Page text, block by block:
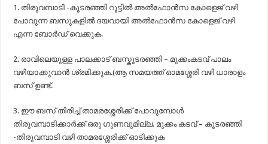
1. തിരുവമ്പാടി -കൂടരഞ്ഞി റൂട്ടിൽ അൽഫോൻസ കോളെജ് വഴി
പോവുന്ന ബസുകളിൽ ദയവായി അൽഫോൻസ കോളെജ് വഴി
എന്ന ബോർഡ് വെക്കുക.
2. രാവിലെയുള്ള പാലക്കാട് ബസ്കൂടരഞ്ഞി – മുക്കംകടവ് പാലം
വഴിയാക്കുവാൻ ശ്രമിക്കുക.(ആ സമയത്ത് ഓമശ്ശേരി വഴി ധാരാളം
ബസ് ഉണ്ട്.
3. ഈ ബസ് തിരിച്ച് താമരശ്ശേരിക്ക് പോവുമ്പോൾ
തിരുവമ്പാടിക്കാർക്ക് ഒരു ഗുണവുമില്ല. മുക്കം കടവ് – കൂടരഞ്ഞി
-തിരുവമ്പാടി വഴി താമരശ്ശേരിക്ക് ഓടിക്കുക